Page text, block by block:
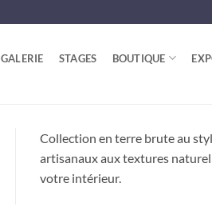
GALERIE STAGES BOUTIQUE
Collection en terre brute au
artisanaux aux textures
votre intérieur.